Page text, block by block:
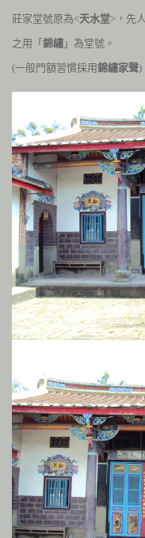
莊家堂號原為<天水堂>， 先
之用「 錦繡 」為堂號。
(一般門額習慣採用錦繡家聲)